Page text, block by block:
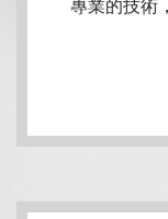
專業的技術